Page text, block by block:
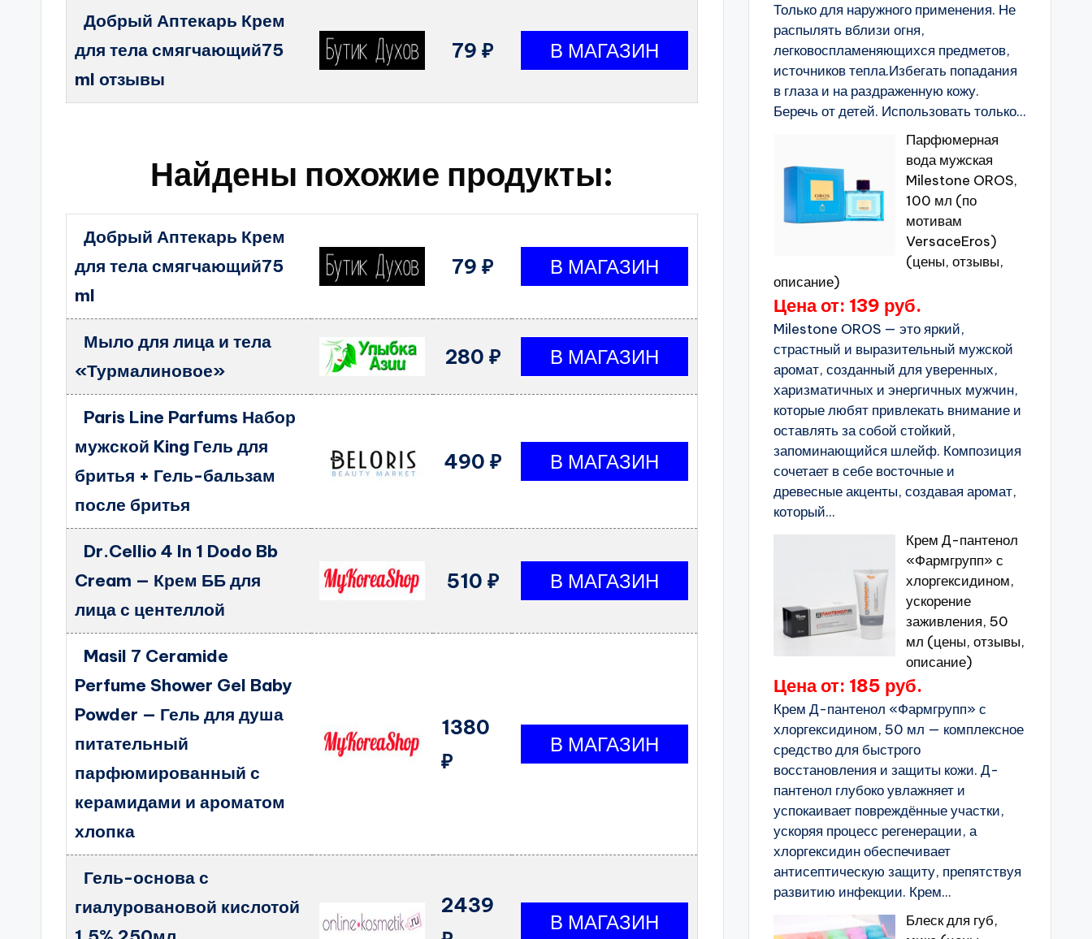
Добрый Аптекарь Крем
для тела смягчающий75
ml отзывы
79 ₽
Найдены похожие продукты:
Добрый Аптекарь Крем
для тела смягчающий75
ml
79 ₽
Мыло для лица и тела
«Турмалиновое»
280 ₽
Paris Line Parfums Набор
мужской King Гель для
бритья + Гель-бальзам
после бритья
490 ₽
Dr.Cellio 4 In 1 Dodo Bb
Cream — Крем ББ для
лица с центеллой
510 ₽
Masil 7 Ceramide
Perfume Shower Gel Baby
Powder — Гель для душа
питательный
парфюмированный с
керамидами и ароматом
хлопка
1380
₽
Гель-основа с
гиалуровановой кислотой
2439
Только для наружного применения. Не
распылять вблизи огня,
легковоспламеняющихся предметов,
источников тепла.Избегать попадания
в глаза и на раздраженную кожу.
Беречь от детей. Использовать только...
Парфюмерная
вода мужская
Milestone OROS,
100 мл (по
мотивам
VersaceEros)
(цены, отзывы,
описание)
Цена от: 139 руб.
Milestone OROS — это яркий,
страстный и выразительный мужской
аромат, созданный для уверенных,
харизматичных и энергичных мужчин,
которые любят привлекать внимание и
оставлять за собой стойкий,
запоминающийся шлейф. Композиция
сочетает в себе восточные и
древесные акценты, создавая аромат,
который...
Крем Д-пантенол
«Фармгрупп» с
хлоргексидином,
ускорение
заживления, 50
мл (цены, отзывы,
описание)
Цена от: 185 руб.
Крем Д-пантенол «Фармгрупп» с
хлоргексидином, 50 мл — комплексное
средство для быстрого
восстановления и защиты кожи. Д-
пантенол глубоко увлажняет и
успокаивает повреждённые участки,
ускоряя процесс регенерации, а
хлоргексидин обеспечивает
антисептическую защиту, препятствуя
развитию инфекции. Крем...
Блеск для губ,